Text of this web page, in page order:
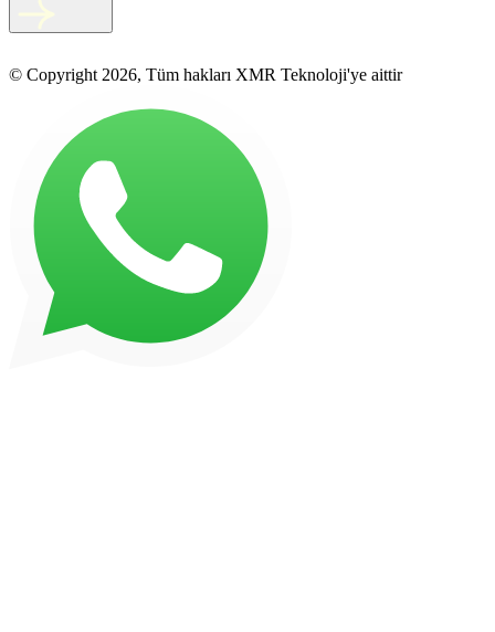
© Copyright 2026, Tüm hakları XMR Teknoloji'ye aittir